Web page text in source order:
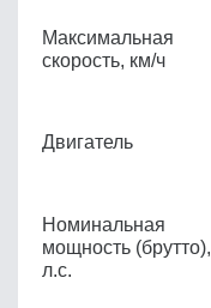
Максимальная
скорость, км/ч
Двигатель
Номинальная
мощность (брутто),
л.с.